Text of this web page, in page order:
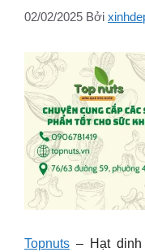
02/02/2025 Bởi
Topnuts – Hạt